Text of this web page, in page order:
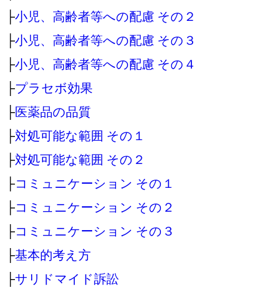
├小児、高齢者等への配慮 その２
├小児、高齢者等への配慮 その３
├小児、高齢者等への配慮 その４
├プラセボ効果
├医薬品の品質
├対処可能な範囲 その１
├対処可能な範囲 その２
├コミュニケーション その１
├コミュニケーション その２
├コミュニケーション その３
├基本的考え方
├サリドマイド訴訟